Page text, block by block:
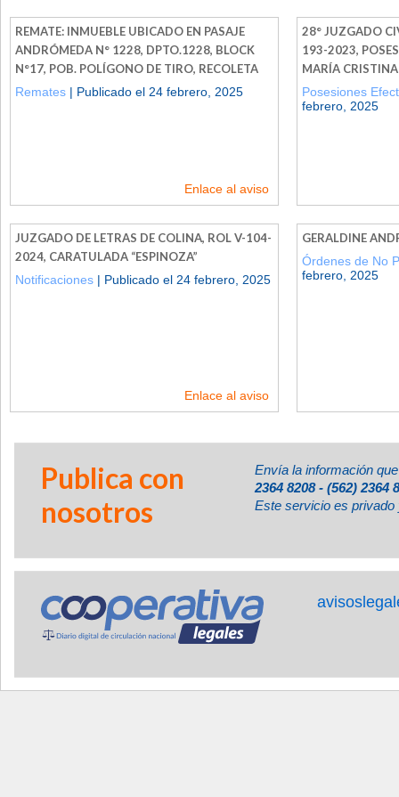
REMATE: INMUEBLE UBICADO EN PASAJE
ANDRÓMEDA N° 1228, DPTO.1228, BLOCK
N°17, POB. POLÍGONO DE TIRO, RECOLETA
Remates | Publicado el 24 febrero, 2025
Enlace al aviso
28° JUZGADO
193-2023,
MARÍA
Posesiones
febrero, 2025
JUZGADO DE LETRAS DE COLINA, ROL V-104-
2024, CARATULADA “ESPINOZA”
Notificaciones | Publicado el 24 febrero, 2025
Enlace al aviso
GERALDINE
Órdenes de No
febrero, 2025
Publica con
nosotros
Envía la información
2364 8208 - (562) 2364
Este servicio es privado